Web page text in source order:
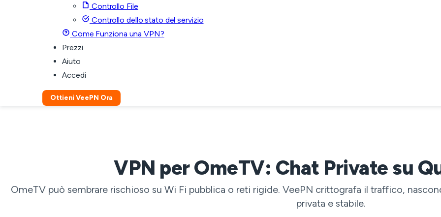
Controllo File
Controllo dello stato del servizio
Come Funziona una VPN?
Prezzi
Aiuto
Accedi
Ottieni VeePN Ora
VPN per OmeTV: Chat Private su
OmeTV può sembrare rischioso su Wi Fi pubblica o reti rigide. VeePN crittografa il traffico,
privata e stabile.